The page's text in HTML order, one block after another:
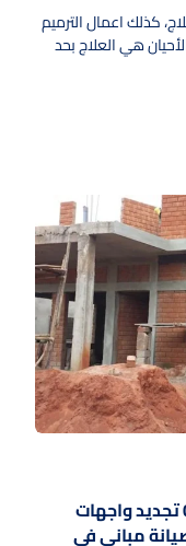
كذلك اعمال الترميم
هي العلاج بحد
ترميم مباني الرياض ت: 0550546915 تجديد واجهات
مباني في